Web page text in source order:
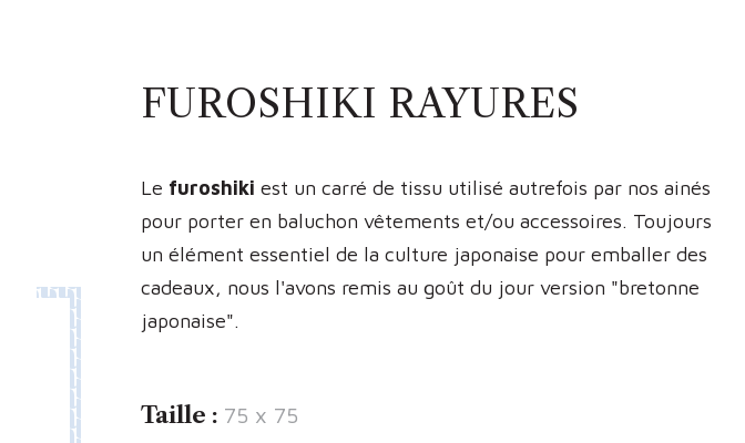
FUROSHIKI RAYURES
Le furoshiki est un carré de tissu utilisé autrefois par nos ainés
pour porter en baluchon vêtements et/ou accessoires. Toujours
un élément essentiel de la culture japonaise pour emballer des
cadeaux, nous l'avons remis au goût du jour version "bretonne
japonaise".
Taille : 75 x 75